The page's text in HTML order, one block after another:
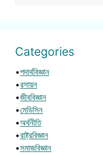
Categories
•পদার্থবিজ্ঞান
•রসায়ন
•জীববিজ্ঞান
•মেডিসিন
•অর্থনীতি
•রাষ্ট্রবিজ্ঞান
•সমাজবিজ্ঞান